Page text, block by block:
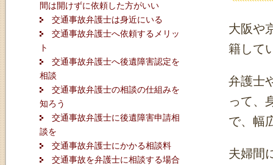
間は開けずに依頼した方がいい
交通事故弁護士は身近にいる
交通事故弁護士へ依頼するメリッ
ト
交通事故弁護士へ後遺障害認定を
相談
交通事故弁護士の相談の仕組みを
知ろう
交通事故弁護士に後遺障害申請相
談を
交通事故弁護士にかかる相談料
交通事故を弁護士に相談する場合
大阪や
籍して
弁護士
って、
で、幅
夫婦間